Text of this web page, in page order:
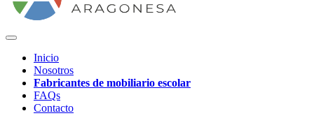
Inicio
Nosotros
Fabricantes de mobiliario escolar
FAQs
Contacto